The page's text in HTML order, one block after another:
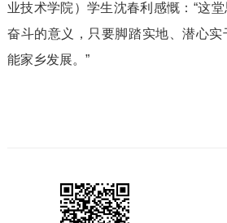
业技术学院）学生沈春利感慨：“这
奋斗的意义，只要脚踏实地、潜心
能家乡发展。”